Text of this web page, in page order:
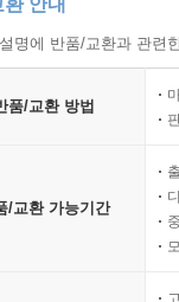
안내
명에 반품/교환과 관련
품/교환 방법
/교환 가능기간